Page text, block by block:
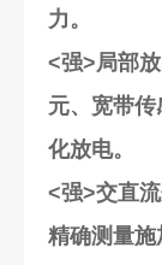
力。
<强>局部
元、宽带
化放电。
<强>交直
精确测量施